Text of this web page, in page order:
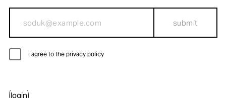
login
submit
i agree to the privacy policy